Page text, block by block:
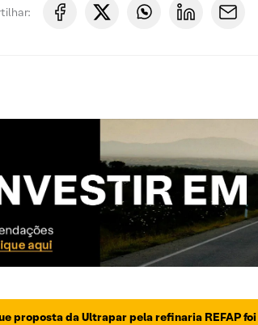
proposta da Ultrapar pela refinaria REFAP